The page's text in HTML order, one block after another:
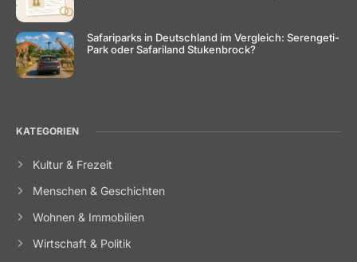
Safariparks in Deutschland im Vergleich: Serengeti-
Park oder Safariland Stukenbrock?
KATEGORIEN
Kultur & Frezeit
Menschen & Geschichten
Wohnen & Immobilien
Wirtschaft & Politik